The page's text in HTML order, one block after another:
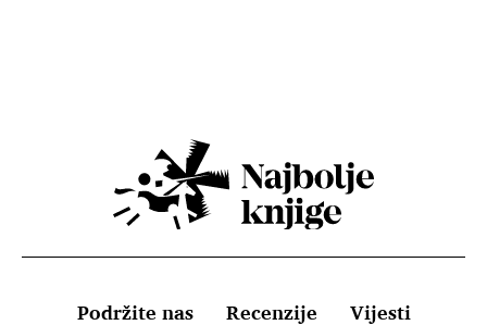
Podržite nas Recenzije Vijesti